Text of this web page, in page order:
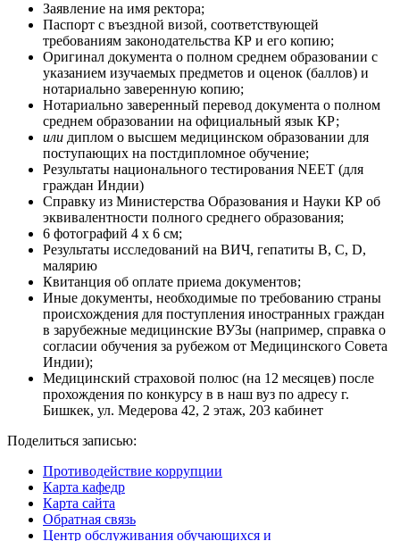
Заявление на имя ректора;
Паспорт с въездной визой, соответствующей
требованиям законодательства КР и его копию;
Оригинал документа о полном среднем образовании с
указанием изучаемых предметов и оценок (баллов) и
нотариально заверенную копию;
Нотариально заверенный перевод документа о полном
среднем образовании на официальный язык КР;
или диплом о высшем медицинском образовании для
поступающих на постдипломное обучение;
Результаты национального тестирования NEET (для
граждан Индии)
Справку из Министерства Образования и Науки КР об
эквивалентности полного среднего образования;
6 фотографий 4 x 6 см;
Результаты исследований на ВИЧ, гепатиты B, C, D,
малярию
Квитанция об оплате приема документов;
Иные документы, необходимые по требованию страны
происхождения для поступления иностранных граждан
в зарубежные медицинские ВУЗы (например, справка о
согласии обучения за рубежом от Медицинского Совета
Индии);
Медицинский страховой полюс (на 12 месяцев) после
прохождения по конкурсу в в наш вуз по адресу г.
Бишкек, ул. Медерова 42, 2 этаж, 203 кабинет
Поделиться записью:
Противодействие коррупции
Карта кафедр
Карта сайта
Обратная связь
Центр обслуживания обучающихся и